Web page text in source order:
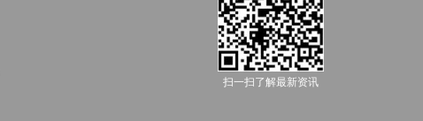
扫一扫了解最新资讯